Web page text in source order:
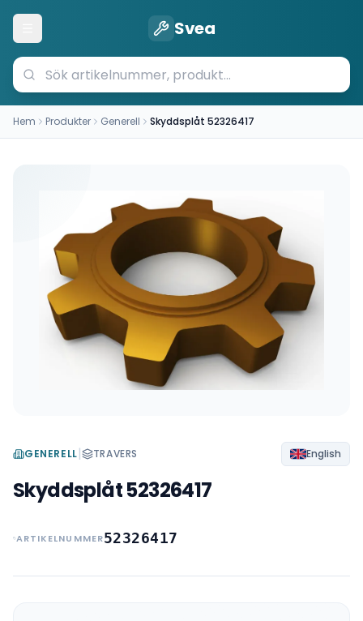
Öppna meny Svea
Hem Produkter Generell Skyddsplåt 52326417
GENERELL| TRAVERS English
Skyddsplåt 52326417
ARTIKELNUMMER52326417